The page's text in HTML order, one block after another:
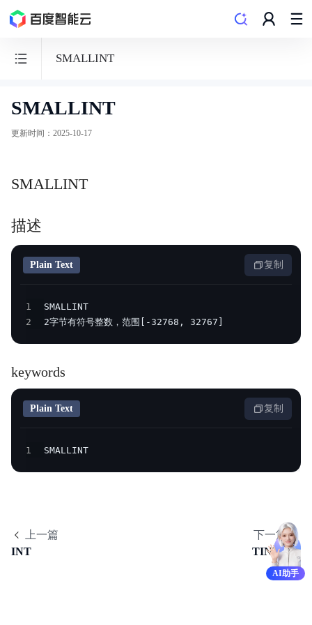
SMALLINT
数
据
PALO
功能发布记录
产品定价
操作手册
开发指南
服务等级协议SLA
Palo for PostgreSQL
SMALLINT
更新时间 ： 2025-10-17
SMALLINT
描述
Plain Text 复制
1
2
2字节有符号整数，范围[-32768, 32767]
keywords
Plain Text 复制
1 SMALLINT
上一篇
INT
下一篇
TINYINT
AI助手